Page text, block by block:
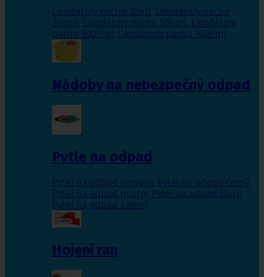
Likvidátory pachu 30ml, Likvidátory pachu
250ml, Likvidátory pachu 500ml, Likvidátory
pachu 5000ml, Likvidátory pachu 1000ml
Nádoby na nebezpečný odpad
Pytle na odpad
Pytel na odpad červený, Pytel na odpad černý,
Pytel na odpad modrý, Pytel na odpad žlutý,
Pytel na odpad zelený
Hojení ran